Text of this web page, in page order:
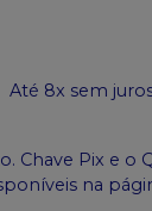
Até 8x sem
Chave Pix e o
na